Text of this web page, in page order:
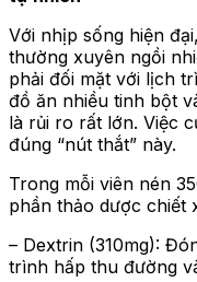
Với nhịp sống hiện
thường xuyên ngồi
phải đối mặt với lịch
đồ ăn nhiều tinh bột
là rủi ro rất lớn. Việc
đúng “nút thắt” này.
Trong mỗi viên nén
phần thảo dược chiết
– Dextrin (310mg):
trình hấp thu đường